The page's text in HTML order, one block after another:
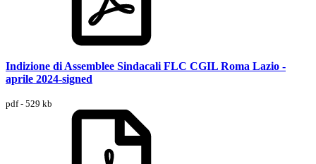
Indizione di Assemblee Sindacali FLC CGIL Roma Lazio -
aprile 2024-signed
pdf - 529 kb